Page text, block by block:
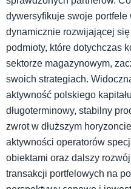
dywersyfikuje swoje
dynamicznie rozwijającej się
podmioty, które dotychczas
sektorze magazynowym,
swoich strategiach.
aktywność polskiego
długoterminowy, stabilny
zwrot w dłuższym
aktywności operatorów
obiektami oraz dalszy
transakcji portfelowych na